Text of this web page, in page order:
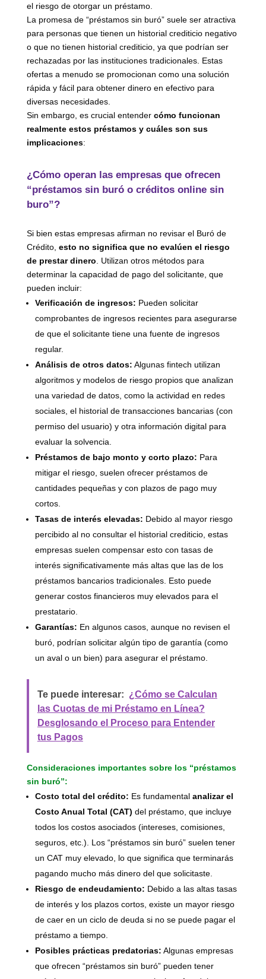
el riesgo de otorgar un préstamo.
La promesa de “préstamos sin buró” suele ser atractiva
para personas que tienen un historial crediticio negativo
o que no tienen historial crediticio, ya que podrían ser
rechazadas por las instituciones tradicionales. Estas
ofertas a menudo se promocionan como una solución
rápida y fácil para obtener dinero en efectivo para
diversas necesidades.
Sin embargo, es crucial entender cómo funcionan
realmente estos préstamos y cuáles son sus
implicaciones:
¿Cómo operan las empresas que ofrecen
“préstamossin buró o créditos online sin
buro”?
Si bien estas empresas afirman no revisar el Buró de
Crédito, esto no significa que no evalúen el riesgo
de prestar dinero . Utilizan otros métodos para
determinar la capacidad de pago del solicitante, que
pueden incluir:
Verificación de ingresos: Pueden solicitar
comprobantes de ingresos recientes para asegurarse
de que el solicitante tiene una fuente de ingresos
regular.
Análisis de otros datos: Algunas fintech utilizan
algoritmos y modelos de riesgo propios que analizan
una variedad de datos, como la actividad en redes
sociales, el historial de transacciones bancarias (con
permiso del usuario) y otra información digital para
evaluar la solvencia.
Préstamos de bajo monto y corto plazo: Para
mitigar el riesgo, suelen ofrecer préstamos de
cantidades pequeñas y con plazos de pago muy
cortos.
Tasas de interés elevadas: Debido al mayor riesgo
percibido al no consultar el historial crediticio, estas
empresas suelen compensar esto con tasas de
interés significativamente más altas que las de los
préstamos bancarios tradicionales. Esto puede
generar costos financieros muy elevados para el
prestatario.
Garantías: En algunos casos, aunque no revisen el
buró, podrían solicitar algún tipo de garantía (como
un aval o un bien) para asegurar el préstamo.
Te puede interesar: ¿Cómo se Calculan
las Cuotas de mi Préstamo en Línea?
Desglosando el Proceso para Entender
tus Pagos
Consideraciones importantes sobre los “préstamos
sin buró”:
Costo total del crédito: Es fundamental analizar el
Costo Anual Total (CAT) del préstamo, que incluye
todos los costos asociados (intereses, comisiones,
seguros, etc.). Los “préstamos sin buró” suelen tener
un CAT muy elevado, lo que significa que terminarás
pagando mucho más dinero del que solicitaste.
Riesgo de endeudamiento: Debido a las altas tasas
de interés y los plazos cortos, existe un mayor riesgo
de caer en un ciclo de deuda si no se puede pagar el
préstamo a tiempo.
Posibles prácticas predatorias: Algunas empresas
que ofrecen “préstamos sin buró” pueden tener